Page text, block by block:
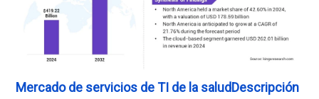
Mercado de servicios de TI de la saludDescripción